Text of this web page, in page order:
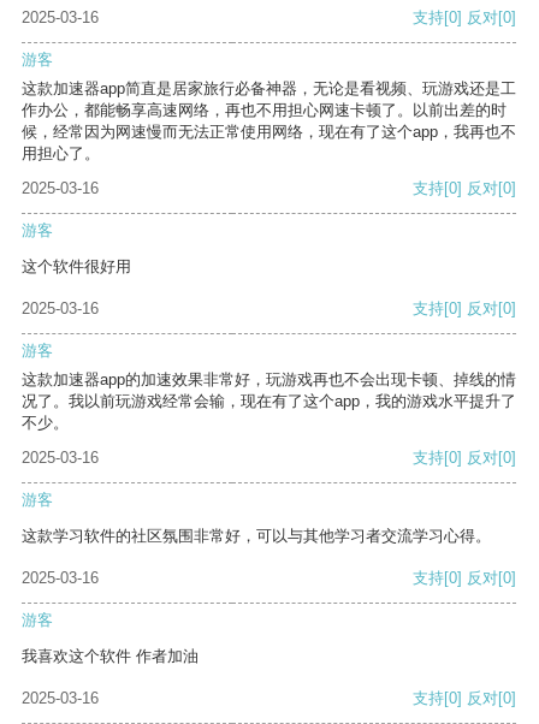
2025-03-16 支持[0] 反对[0]
游客
这款加速器app简直是居家旅行必备神器，无论是看视频、玩游戏还是工
作办公，都能畅享高速网络，再也不用担心网速卡顿了。以前出差的时
候，经常因为网速慢而无法正常使用网络，现在有了这个app，我再也不
用担心了。
2025-03-16
支持[0] 反对[0]
游客
这个软件很好用
2025-03-16 支持[0] 反对[0]
游客
这款加速器app的加速效果非常好，玩游戏再也不会出现卡顿、掉线的情
况了。我以前玩游戏经常会输，现在有了这个app，我的游戏水平提升了
不少。
2025-03-16
支持[0] 反对[0]
游客
这款学习软件的社区氛围非常好，可以与其他学习者交流学习心得。
2025-03-16 支持[0] 反对[0]
游客
我喜欢这个软件 作者加油
2025-03-16 支持[0] 反对[0]